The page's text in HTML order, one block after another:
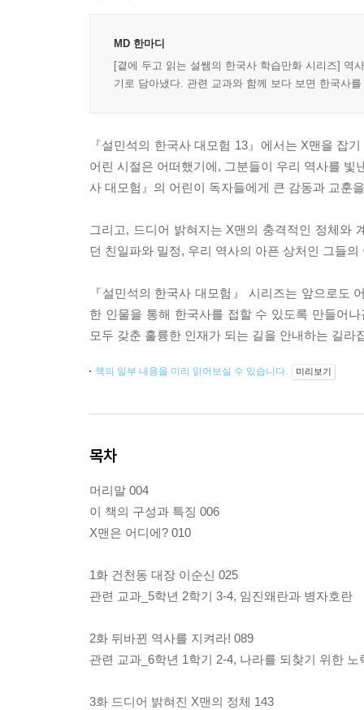
MD 한마디
[곁에 두고 읽는 설쌤의 한국사 학습만화 시리즈] 역
기로 담아냈다. 관련 교과와 함께 보다 보면 한국사
『설민석의 한국사 대모험 13』에서는 X맨을 잡
어린 시절은 어떠했기에, 그분들이 우리 역사를
사 대모험』의 어린이 독자들에게 큰 감동과 교훈
그리고, 드디어 밝혀지는 X맨의 충격적인 정체와
던 친일파와 밀정, 우리 역사의 아픈 상처인 그들
『설민석의 한국사 대모험』 시리즈는 앞으로도
한 인물을 통해 한국사를 접할 수 있도록 만들어
모두 갖춘 훌륭한 인재가 되는 길을 안내하는 길라
책의 일부 내용을 미리 읽어보실 수 있습니다. 미리보기
목차
머리말 004
이 책의 구성과 특징 006
X맨은 어디에? 010
1화 건천동 대장 이순신 025
관련 교과_5학년 2학기 3-4, 임진왜란과 병자호란
2화 뒤바뀐 역사를 지켜라! 089
관련 교과_6학년 1학기 2-4, 나라를 되찾기 위한 노
3화 드디어 밝혀진 X맨의 정체 143